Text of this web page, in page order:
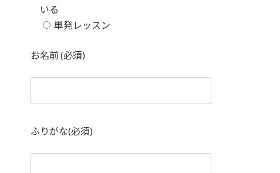
いる
単発レッスン
お名前 (必須)
ふりがな(必須)